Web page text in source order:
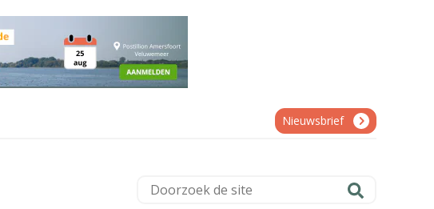
Nieuwsbrief
Doorzoek
Erik van Toledo